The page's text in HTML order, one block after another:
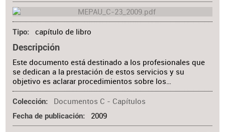
Tipo capítulo de libro
Descripción
Este documento está destinado a los profesionales que
se dedican a la prestación de estos servicios y su
objetivo es aclarar procedimientos sobre los…
Colección Documentos C - Capítulos
Fecha de publicación 2009